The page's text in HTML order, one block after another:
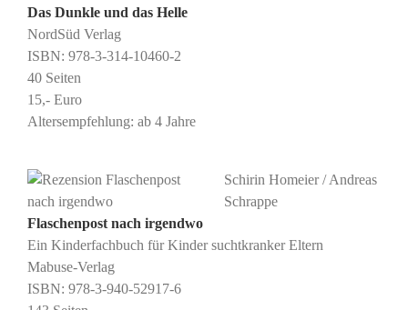
Das Dunkle und das Helle
NordSüd Verlag
ISBN: 978-3-314-10460-2
40 Seiten
15,- Euro
Altersempfehlung: ab 4 Jahre
Schirin Homeier / Andreas
Schrappe
Flaschenpost nach irgendwo
Ein Kinderfachbuch für Kinder suchtkranker Eltern
Mabuse-Verlag
ISBN: 978-3-940-52917-6